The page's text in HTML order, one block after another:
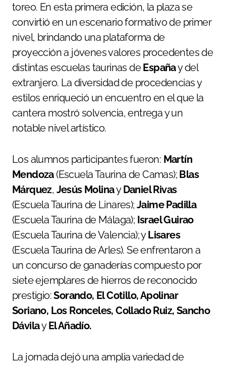
toreo. En esta primera edición, la plaza se
convirtió en un escenario formativo de primer
nivel, brindando una plataforma de
proyección a jóvenes valores procedentes de
distintas escuelas taurinas deEspañay del
extranjero. La diversidad de procedencias y
estilos enriqueció un encuentro en el que la
cantera mostró solvencia, entrega y un
notable nivel artístico.
Los alumnos participantes fueron: Martín
Mendoza(Escuela Taurina de Camas); Blas
Márquez, Jesús MolinayDaniel Rivas
(Escuela Taurina de Linares); Jaime Padilla
(Escuela Taurina de Málaga); Israel Guirao
(Escuela Taurina de Valencia); yLisares
(Escuela Taurina de Arles). Se enfrentaron a
un concurso de ganaderías compuesto por
siete ejemplares de hierros de reconocido
prestigio:Sorando, El Cotillo, Apolinar
Soriano, Los Ronceles, Collado Ruiz, Sancho
DávilayEl Añadío.
La jornada dejó una amplia variedad de